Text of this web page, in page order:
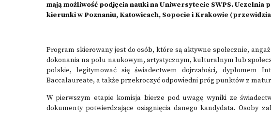
mają możliwość podjęcia nauki na Uniwersytecie SWPS. Uczelnia
kierunki w Poznaniu, Katowicach, Sopocie i Krakowie
Program skierowany jest do osób, które są aktywne społecznie,
dokonania na polu naukowym, artystycznym, kulturalnym lub
polskie, legitymować się świadectwem dojrzałości, dyplomem
Baccalaureate, a także przekroczyć odpowiedni próg punktów z
W pierwszym etapie komisja bierze pod uwagę wyniki ze
dokumenty potwierdzające osiągnięcia danego kandydata. Osoby